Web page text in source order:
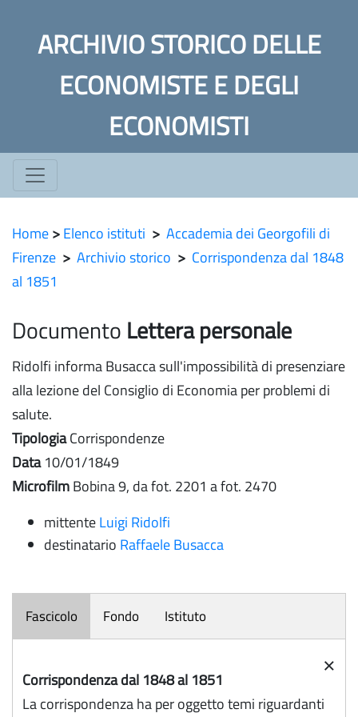
ARCHIVIO STORICO DELLE
ECONOMISTE E DEGLI
ECONOMISTI
Home>Elenco istituti > Accademia dei Georgofili di
Firenze > Archivio storico > Corrispondenza dal 1848
al 1851
Documento Lettera personale
Ridolfi informa Busacca sull'impossibilità di presenziare
alla lezione del Consiglio di Economia per problemi di
salute.
TipologiaCorrispondenze
Data10/01/1849
MicrofilmBobina 9, da fot. 2201 a fot. 2470
mittenteLuigi Ridolfi
destinatario Raffaele Busacca
Fascicolo Fondo Istituto
×
Corrispondenza dal 1848 al 1851
La corrispondenza ha per oggetto temi riguardanti